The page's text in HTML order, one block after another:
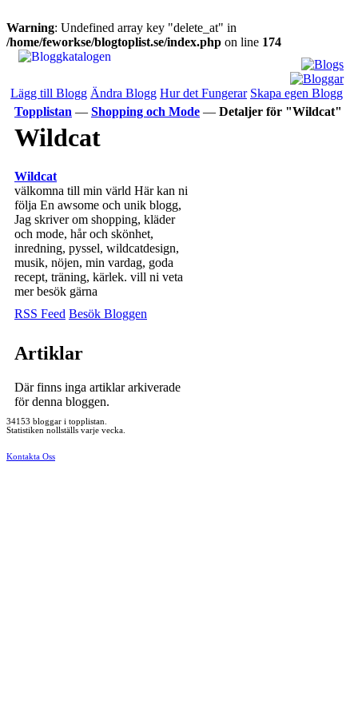
Warning: Undefined array key "delete_at" in
/home/feworkse/blogtoplist.se/index.php on line 174
Lägg till Blogg Ändra Blogg Hur det Fungerar Skapa egen Blogg
Topplistan — Shopping och Mode — Detaljer för "Wildcat"
Wildcat
Wildcat
välkomna till min värld Här kan ni
följa En awsome och unik blogg,
Jag skriver om shopping, kläder
och mode, hår och skönhet,
inredning, pyssel, wildcatdesign,
musik, nöjen, min vardag, goda
recept, träning, kärlek. vill ni veta
mer besök gärna
RSS Feed Besök Bloggen
Artiklar
Där finns inga artiklar arkiverade
för denna bloggen.
34153 bloggar i topplistan.
Statistiken nollställs varje vecka.
Kontakta Oss